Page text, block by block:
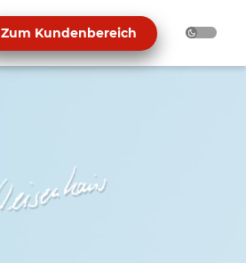
Zum Kundenbereich